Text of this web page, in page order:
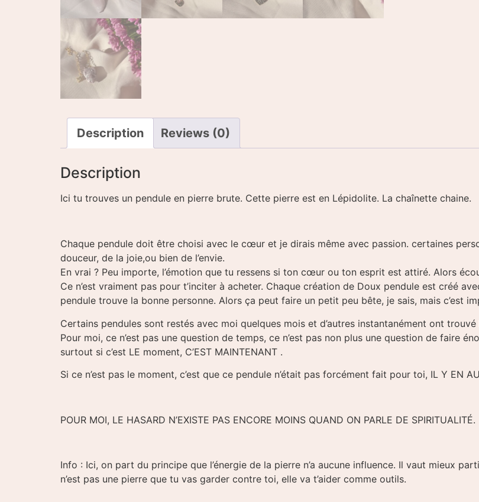
Description Reviews (0)
Description
Ici tu trouves un pendule en pierre brute. Cette pierre est en Lépidolite. La chaînette chaine.
Chaque pendule doit être choisi avec le cœur et je dirais même avec passion. certaines
douceur, de la joie,ou bien de l’envie.
En vrai ? Peu importe, l’émotion que tu ressens si ton cœur ou ton esprit est attiré. Alors
Ce n’est vraiment pas pour t’inciter à acheter. Chaque création de Doux pendule est créé
pendule trouve la bonne personne. Alors ça peut faire un petit peu bête, je sais, mais c’est
Certains pendules sont restés avec moi quelques mois et d’autres instantanément ont trouvé
Pour moi, ce n’est pas une question de temps, ce n’est pas non plus une question de faire
surtout si c’est LE moment, C’EST MAINTENANT .
Si ce n’est pas le moment, c’est que ce pendule n’était pas forcément fait pour toi, IL Y EN
POUR MOI, LE HASARD N’EXISTE PAS ENCORE MOINS QUAND ON PARLE DE SPIRITUALITÉ.
Info : Ici, on part du principe que l’énergie de la pierre n’a aucune influence. Il vaut mieux
n’est pas une pierre que tu vas garder contre toi, elle va t’aider comme outils.